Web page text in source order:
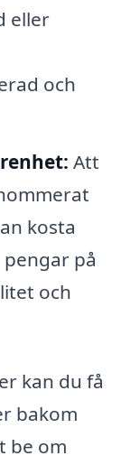
eller
och
Att
kosta
på
och
kan du få
bakom
be om